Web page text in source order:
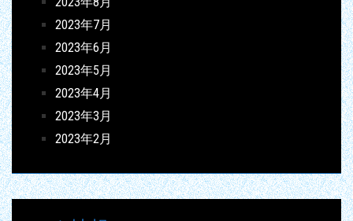
2023年7月
2023年6月
2023年5月
2023年4月
2023年3月
2023年2月